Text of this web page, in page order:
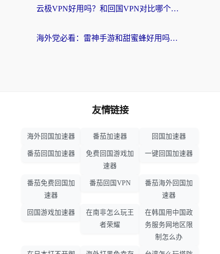
云极VPN好用吗？和回国VPN对比哪个回国效果更好？海外党亲测避坑指南
海外党必看：雷神手游和甜蜜蜂好用吗？3步选对回国加速器无缝刷国内资源
友情链接
海外回国加速器 番茄加速器 回国加速器
番茄回国加速器
免费回国游戏加
速器
一键回国加速器
番茄免费回国加
速器
番茄回国VPN
番茄海外回国加
速器
回国游戏加速器
在南非怎么玩王
者荣耀
在韩国用中国政
务服务网地区限
制怎么办